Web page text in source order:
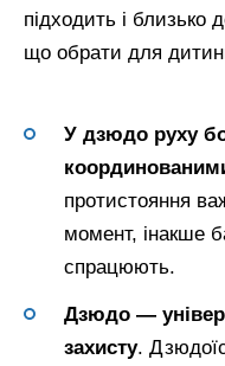
підходить і близько
що обрати для
У дзюдо руху
протистояння
момент, інакше
спрацюють.
Дзюдо —
захисту.